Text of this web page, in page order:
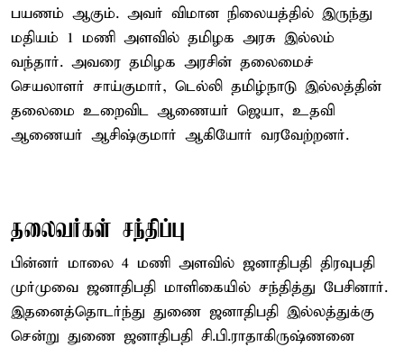
பயணம் ஆகும். அவர் விமான நிலையத்தில் இருந்து
மதியம் 1 மணி அளவில் தமிழக அரசு இல்லம்
வந்தார். அவரை தமிழக அரசின் தலைமைச்
செயலாளர் சாய்குமார், டெல்லி தமிழ்நாடு இல்லத்தின்
தலைமை உறைவிட ஆணையர் ஜெயா, உதவி
ஆணையர் ஆசிஷ்குமார் ஆகியோர் வரவேற்றனர்.
தலைவர்கள் சந்திப்பு
பின்னர் மாலை 4 மணி அளவில் ஜனாதிபதி திரவுபதி
முர்முவை ஜனாதிபதி மாளிகையில் சந்தித்து பேசினார்.
இதனைத்தொடர்ந்து துணை ஜனாதிபதி இல்லத்துக்கு
சென்று துணை ஜனாதிபதி சி.பி.ராதாகிருஷ்ணனை